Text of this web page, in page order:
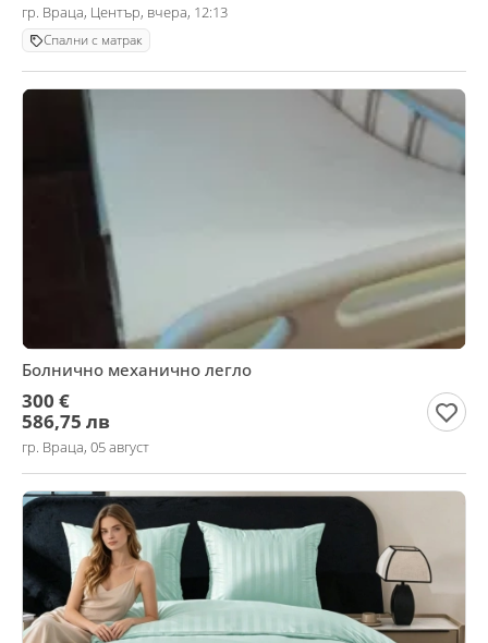
гр. Враца, Център, вчера, 12:13
Спални с матрак
Болнично механично легло
300 €
586,75 лв
гр. Враца, 05 август